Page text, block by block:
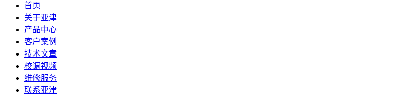
首页
关于亚津
产品中心
客户案例
技术文章
校调视频
维修服务
联系亚津